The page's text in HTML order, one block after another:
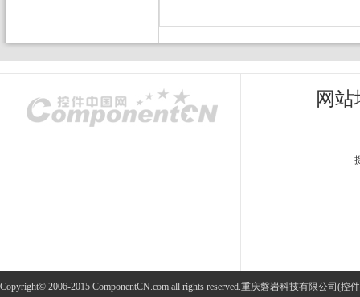
网
Copyright© 2006-2015 ComponentCN.com all rights reserved.重庆磐岩科技有限公司(